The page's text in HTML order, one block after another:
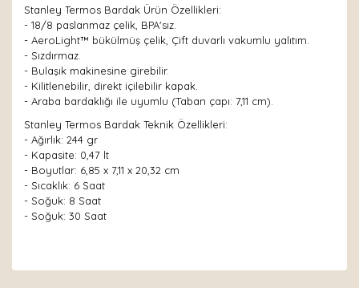
Stanley Termos Bardak Ürün Özellikleri:
- 18/8 paslanmaz çelik, BPA'sız.
- AeroLight™ bükülmüş çelik, Çift duvarlı vakumlu yalıtım.
- Sızdırmaz.
- Bulaşık makinesine girebilir.
- Kilitlenebilir, direkt içilebilir kapak.
- Araba bardaklığı ile uyumlu (Taban çapı: 7,11 cm).
Stanley Termos Bardak Teknik Özellikleri:
- Ağırlık: 244 gr
- Kapasite: 0,47 lt
- Boyutlar: 6,85 x 7,11 x 20,32 cm
- Sıcaklık: 6 Saat
- Soğuk: 8 Saat
- Soğuk: 30 Saat